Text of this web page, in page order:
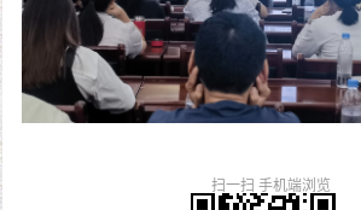
扫一扫 手机端浏览